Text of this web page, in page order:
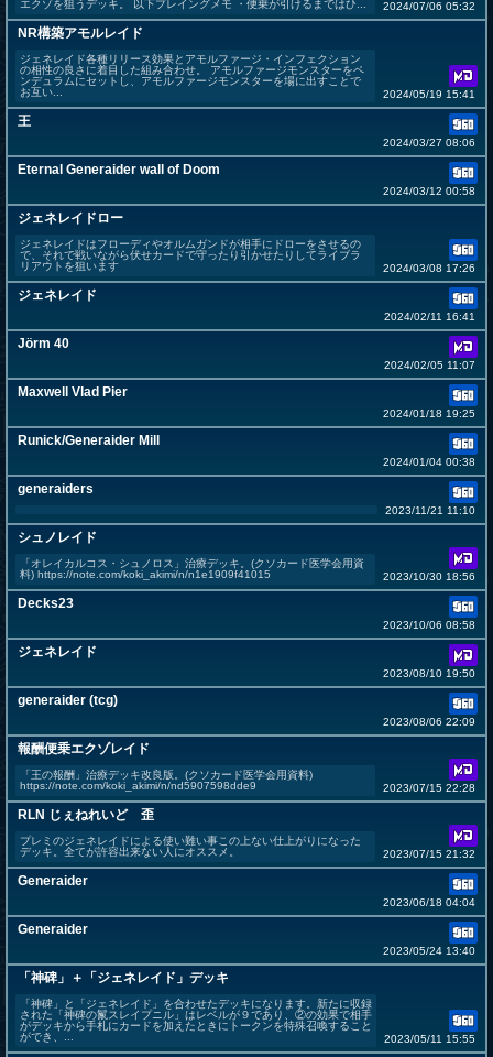
エクゾを狙うデッキ。 以下プレイングメモ ・便乗が引けるまではひ... 2024/07/06 05:32
NR構築アモルレイド
ジェネレイド各種リリース効果とアモルファージ・インフェクション
の相性の良さに着目した組み合わせ。 アモルファージモンスターをペ
ンデュラムにセットし、アモルファージモンスターを場に出すことで
お互い...
2024/05/19 15:41
王
2024/03/27 08:06
Eternal Generaider wall of Doom
2024/03/12 00:58
ジェネレイドロー
ジェネレイドはフローディやオルムガンドが相手にドローをさせるの
で、それで戦いながら伏せカードで守ったり引かせたりしてライブラ
リアウトを狙います
2024/03/08 17:26
ジェネレイド
2024/02/11 16:41
Jörm 40
2024/02/05 11:07
Maxwell Vlad Pier
2024/01/18 19:25
Runick/Generaider Mill
2024/01/04 00:38
generaiders
2023/11/21 11:10
シュノレイド
「オレイカルコス・シュノロス」治療デッキ。(クソカード医学会用資
料) https://note.com/koki_akimi/n/n1e1909f41015
2023/10/30 18:56
Decks23
2023/10/06 08:58
ジェネレイド
2023/08/10 19:50
generaider (tcg)
2023/08/06 22:09
報酬便乗エクゾレイド
「王の報酬」治療デッキ改良版。(クソカード医学会用資料)
https://note.com/koki_akimi/n/nd5907598dde9
2023/07/15 22:28
RLN じぇねれいど 歪
プレミのジェネレイドによる使い難い事この上ない仕上がりになった
デッキ。全てが許容出来ない人にオススメ。
2023/07/15 21:32
Generaider
2023/06/18 04:04
Generaider
2023/05/24 13:40
「神碑」＋「ジェネレイド」デッキ
「神碑」と「ジェネレイド」を合わせたデッキになります。新たに収録
された「神碑の鬣スレイプニル」はレベルが９であり、②の効果で相手
がデッキから手札にカードを加えたときにトークンを特殊召喚すること
ができ、...
2023/05/11 15:55